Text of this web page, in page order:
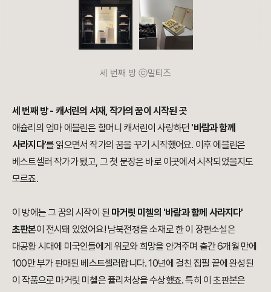
세 번째 방 ⓒ말티즈
세 번째 방 - 캐서린의 서재, 작가의 꿈이 시작된 곳
애슐리의 엄마 에블린은 할머니 캐서린이 사랑하던 '바람과 함께
사라지다'를 읽으면서 작가의 꿈을 꾸기 시작했어요. 이후 에블린은
베스트셀러 작가가 됐고, 그 첫 문장은 바로 이곳에서 시작되었을지도
모르죠.
이 방에는 그 꿈의 시작이 된 마거릿 미첼의 '바람과 함께 사라지다'
초판본이 전시돼 있었어요! 남북전쟁을 소재로 한 이 장편소설은
대공황 시대에 미국인들에게 위로와 희망을 안겨주며 출간 6개월 만에
100만 부가 판매된 베스트셀러랍니다. 10년에 걸친 집필 끝에 완성된
이 작품으로 마거릿 미첼은 퓰리처상을 수상했죠. 특히 이 초판본은